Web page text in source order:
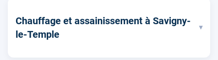
Chauffage et assainissement à Savigny-
le-Temple
▾